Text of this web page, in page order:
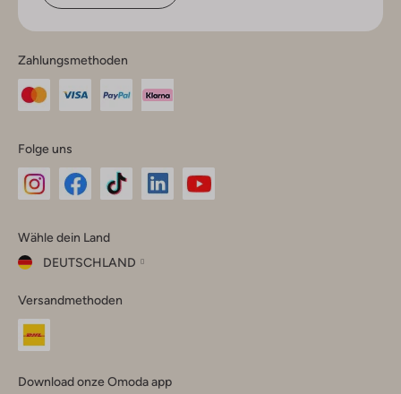
Zahlungsmethoden
Folge uns
Instagram
Facebook
TikTok
Wähle dein Land
DEUTSCHLAND
dein
Land
Versandmethoden
Download onze Omoda app